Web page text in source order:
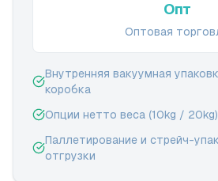
Опт
Оптовая
Внутренняя вакуумная
коробка
Опции нетто веса (10kg / 20kg)
Паллетирование и стрейч-
отгрузки